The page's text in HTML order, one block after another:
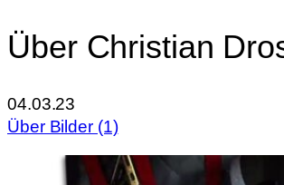
Über Christian
04.03.23
Über Bilder (1)